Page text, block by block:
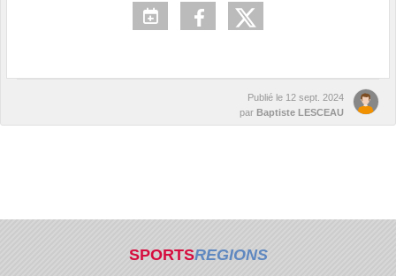
Publié le 12 sept. 2024
par Baptiste LESCEAU
SPORTSREGIONS